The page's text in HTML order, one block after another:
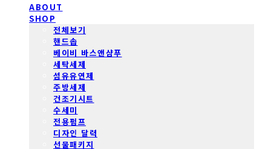
ABOUT
SHOP
전체보기
핸드솝
베이비 바스앤샴푸
세탁세제
섬유유연제
주방세제
건조기시트
수세미
전용펌프
디자인 달력
선물패키지